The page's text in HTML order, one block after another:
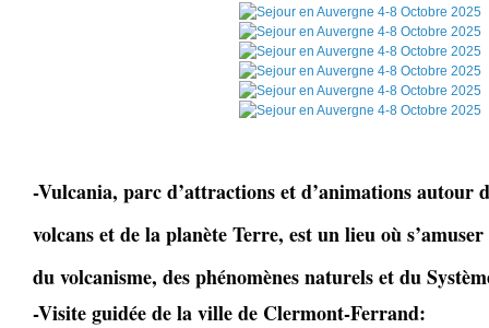
-Vulcania, parc d’attractions et d’animations autour
volcans et de la planète Terre, est un lieu où
du volcanisme, des phénomènes naturels et du
-Visite guidée de la ville de Clermont-Ferrand: